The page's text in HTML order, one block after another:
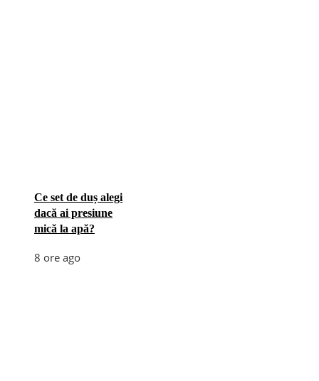
Ce set de duș alegi
dacă ai presiune
mică la apă?
8 ore ago